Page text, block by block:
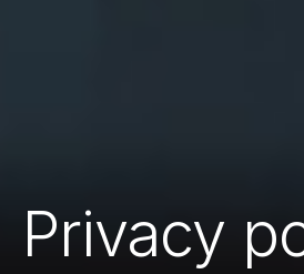
Privacy